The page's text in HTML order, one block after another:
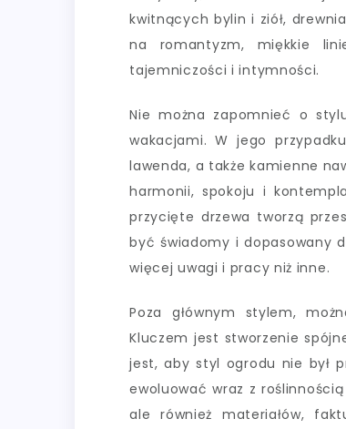
kwitnących bylin i ziół,
na romantyzm, miękkie
tajemniczości i intymności.
Nie można zapomnieć o
wakacjami. W jego
lawenda, a także kamienne
harmonii, spokoju i
przycięte drzewa tworzą
być świadomy i dopasowany
więcej uwagi i pracy niż inne.
Poza głównym stylem,
Kluczem jest stworzenie
jest, aby styl ogrodu nie był
ewoluować wraz z
ale również materiałów,